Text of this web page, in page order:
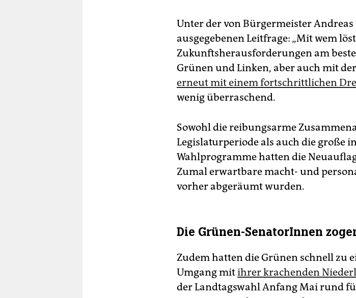
Unter der von Bürgermeister Andreas
ausgegebenen Leitfrage: „Mit wem
Zukunftsherausforderungen am
Grünen und Linken, aber auch mit
erneut mit einem fortschrittlichen
wenig überraschend.
Sowohl die reibungsarme
Legislaturperiode als auch die große
Wahlprogramme hatten die
Zumal erwartbare macht- und
vorher abgeräumt wurden.
Die Grünen-SenatorInnen
Zudem hatten die Grünen schnell zu
Umgang mitihrer krachenden
der Landtagswahl Anfang Mai rund